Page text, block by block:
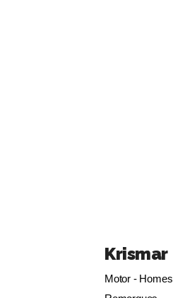
Krismar
Motor - Homes